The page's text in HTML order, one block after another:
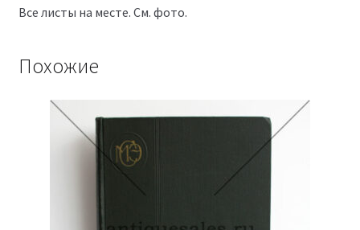
Все листы на месте. См. фото.
Похожие